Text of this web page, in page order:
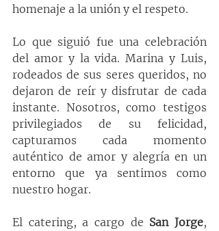
homenaje a la unión y el respeto.
Lo que siguió fue una celebración
del amor y la vida. Marina y Luis,
rodeados de sus seres queridos, no
dejaron de reír y disfrutar de cada
instante. Nosotros, como testigos
privilegiados de su felicidad,
capturamos cada momento
auténtico de amor y alegría en un
entorno que ya sentimos como
nuestro hogar.
El catering, a cargo de San Jorge,